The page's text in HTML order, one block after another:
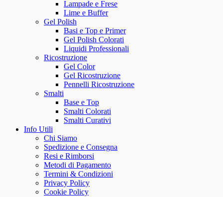
Lampade e Frese
Lime e Buffer
Gel Polish
Basi e Top e Primer
Gel Polish Colorati
Liquidi Professionali
Ricostruzione
Gel Color
Gel Ricostruzione
Pennelli Ricostruzione
Smalti
Base e Top
Smalti Colorati
Smalti Curativi
Info Utili
Chi Siamo
Spedizione e Consegna
Resi e Rimborsi
Metodi di Pagamento
Termini & Condizioni
Privacy Policy
Cookie Policy